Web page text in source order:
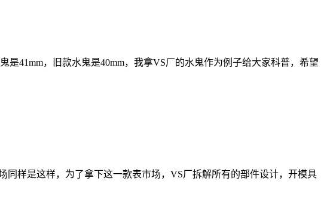
41mm，旧款水鬼是40mm，我拿VS厂的水鬼作为例子给大家科普，希望
样是这样，为了拿下这一款表市场，VS厂拆解所有的部件设计，开模具